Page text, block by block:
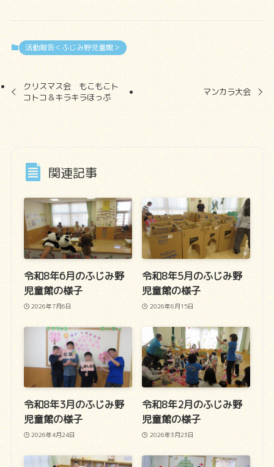
活動報告＜ふじみ野児童館＞
クリスマス会 もこもこト
コトコ＆キラキラほっぷ
マンカラ大会
関連記事
令和8年6月のふじみ野
児童館の様子
2026年7月6日
令和8年5月のふじみ野
児童館の様子
2026年6月15日
令和8年3月のふじみ野
児童館の様子
2026年4月24日
令和8年2月のふじみ野
児童館の様子
2026年3月23日